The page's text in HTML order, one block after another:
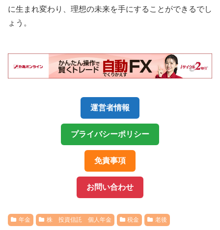
に生まれ変わり、理想の未来を手にすることができるでし
ょう。
運営者情報
プライバシーポリシー
免責事項
お問い合わせ
年金 株 投資信託 個人年金 税金 老後